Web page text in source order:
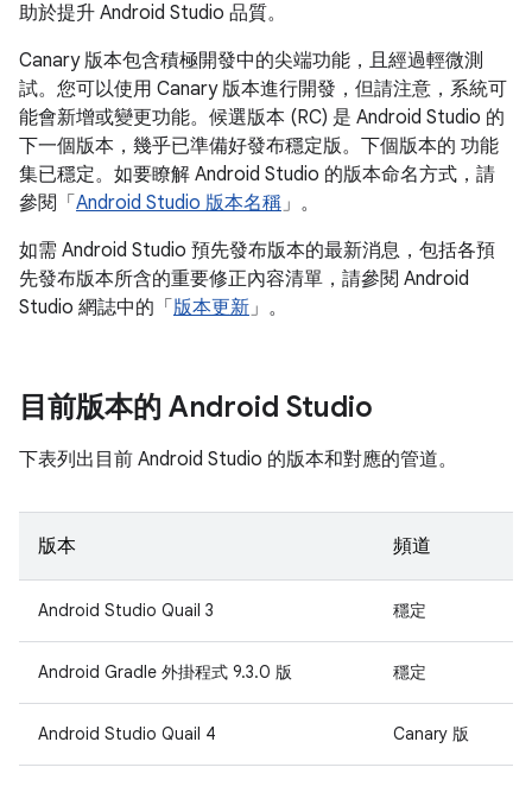
助於提升 Android Studio 品質。
Canary 版本包含積極開發中的尖端功能，且經過輕微測
試。您可以使用 Canary 版本進行開發，但請注意，系統可
能會新增或變更功能。候選版本 (RC) 是 Android Studio 的
下一個版本，幾乎已準備好發布穩定版。下個版本的 功能
集已穩定。如要瞭解 Android Studio 的版本命名方式，請
參閱「 Android Studio 版本名稱」。
如需 Android Studio 預先發布版本的最新消息，包括各預
先發布版本所含的重要修正內容清單，請參閱 Android
Studio 網誌中的「 版本更新」。
目前版本的 Android Studio
下表列出目前 Android Studio 的版本和對應的管道。
版本 頻道
Android Studio Quail 3 穩定
Android Gradle 外掛程式 9.3.0 版 穩定
Android Studio Quail 4 Canary 版